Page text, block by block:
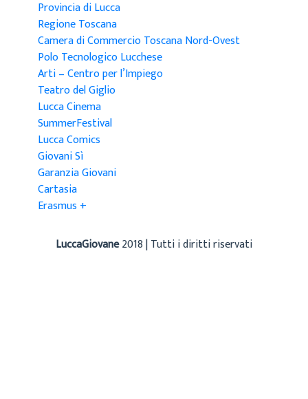
Provincia di Lucca
Regione Toscana
Camera di Commercio Toscana Nord-Ovest
Polo Tecnologico Lucchese
Arti – Centro per l’Impiego
Teatro del Giglio
Lucca Cinema
SummerFestival
Lucca Comics
Giovani Sì
Garanzia Giovani
Cartasia
Erasmus +
LuccaGiovane2018 | Tutti i diritti riservati